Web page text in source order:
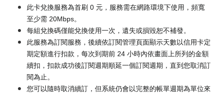
此卡兌換服務為首刷 0 元，服務需在網路環境下使用，頻寬
至少需 20Mbps。
每組兌換碼僅能兌換使用一次，遺失或損毀恕不補發。
此服務為訂閱服務，後續依訂閱管理頁面顯示天數以信用卡定
期定額進行扣款，每次到期前 24 小時內依畫面上所列的金額
續扣，扣款成功後訂閱週期順延一個訂閱週期，直到您取消訂
閱為止。
您可以隨時取消續訂，但系統仍會以完整的帳單週期為單位來